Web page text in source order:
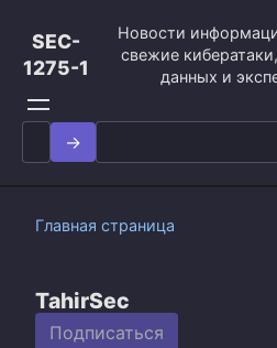
контенту
SEC-
1275-1
Новости
свежие
данных и
Search
for:
Главная страница
TahirSec
Подписаться